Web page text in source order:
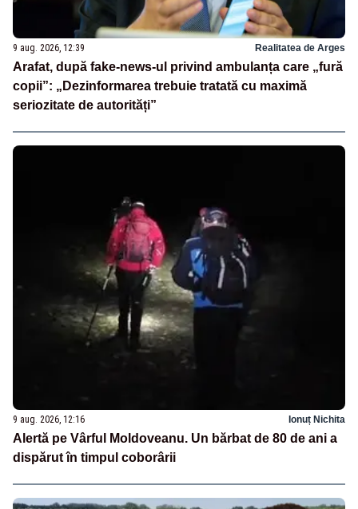
9 aug. 2026, 12:39 Realitatea de Arges
Arafat, după fake-news-ul privind ambulanța care „fură
copii”: „Dezinformarea trebuie tratată cu maximă
seriozitate de autorități”
9 aug. 2026, 12:16 Ionuț Nichita
Alertă pe Vârful Moldoveanu. Un bărbat de 80 de ani a
dispărut în timpul coborârii